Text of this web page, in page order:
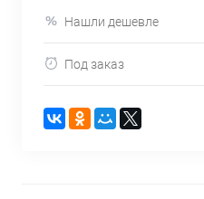
Нашли дешевле
Под заказ